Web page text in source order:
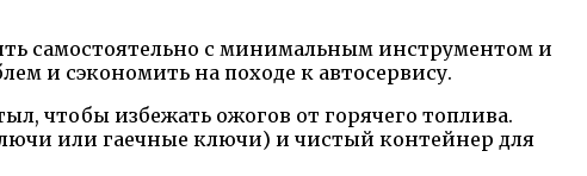
самостоятельно с минимальным инструментом и
и сэкономить на походе к автосервису.
чтобы избежать ожогов от горячего топлива.
или гаечные ключи) и чистый контейнер для